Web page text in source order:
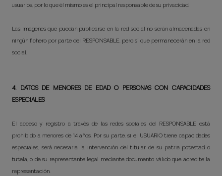
usuarios, por lo que él mismo es el principal responsable de su privacidad.
Las imágenes que puedan publicarse en la red social no serán almacenadas en
ningún fichero por parte del RESPONSABLE, pero sí que permanecerán en la red
social.
4. DATOS DE MENORES DE EDAD O PERSONAS CON CAPACIDADES
ESPECIALES
El acceso y registro a través de las redes sociales del RESPONSABLE está
prohibido a menores de 14 años. Por su parte, si el USUARIO tiene capacidades
especiales, será necesaria la intervención del titular de su patria potestad o
tutela, o de su representante legal mediante documento válido que acredite la
representación.